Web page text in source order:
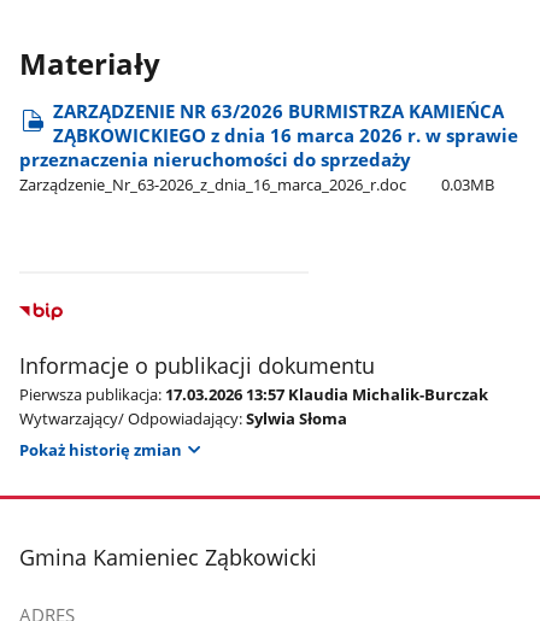
Materiały
ZARZĄDZENIE NR 63/2026 BURMISTRZA KAMIEŃCA
ZĄBKOWICKIEGO z dnia 16 marca 2026 r. w sprawie
przeznaczenia nieruchomości do sprzedaży
Zarządzenie​_Nr​_63-2026​_z​_dnia​_16​_marca​_2026​_r.doc 0.03MB
Informacje o publikacji dokumentu
Pierwsza publikacja: 17.03.2026 13:57 Klaudia Michalik-Burczak
Wytwarzający/ Odpowiadający:Sylwia Słoma
Pokaż historię zmian
stopka
Gmina Kamieniec Ząbkowicki
ADRES